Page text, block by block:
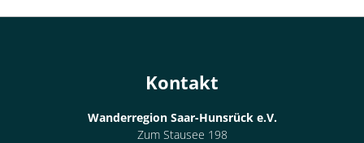
Kontakt
Wanderregion Saar-Hunsrück e.V.
Zum Stausee 198